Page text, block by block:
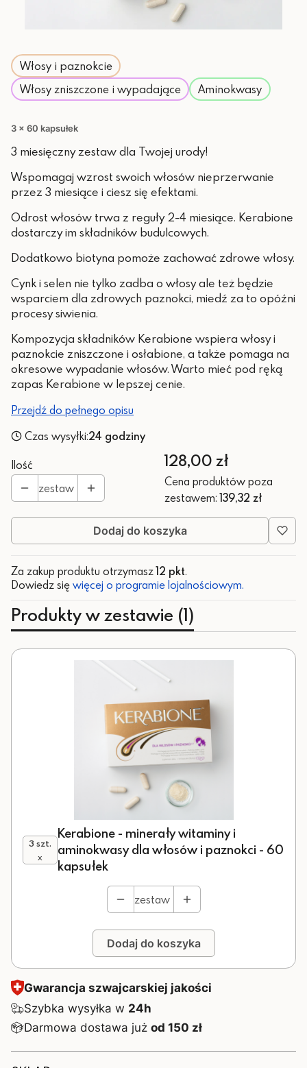
Włosy i paznokcie
Włosy zniszczone i wypadające
Aminokwasy
3 x 60 kapsułek
3 miesięczny zestaw dla Twojej urody!
Wspomagaj wzrost swoich włosów nieprzerwanie
przez 3 miesiące i ciesz się efektami.
Odrost włosów trwa z reguły 2-4 miesiące. Kerabione
dostarczy im składników budulcowych.
Dodatkowo biotyna pomoże zachować zdrowe włosy.
Cynk i selen nie tylko zadba o włosy ale też będzie
wsparciem dla zdrowych paznokci, miedź za to opóźni
procesy siwienia.
Kompozycja składników Kerabione wspiera włosy i
paznokcie zniszczone i osłabione, a także pomaga na
okresowe wypadanie włosów. Warto mieć pod ręką
zapas Kerabione w lepszej cenie.
Przejdź do pełnego opisu
Czas wysyłki:24 godziny
Ilość
zestaw
Cena
128,00 zł
Cena produktów poza
zestawem: 139,32 zł
Dodaj do koszyka
Za zakup produktu otrzymasz12 pkt.
Dowiedz się więcej o programie lojalnościowym.
Produkty w zestawie (1)
3 szt.
x
Kerabione - minerały witaminy i
aminokwasy dla włosów i paznokci - 60
kapsułek
zestaw
Dodaj do koszyka
Gwarancja szwajcarskiej jakości
Szybka wysyłka w 24h
Darmowa dostawa jużod 150 zł